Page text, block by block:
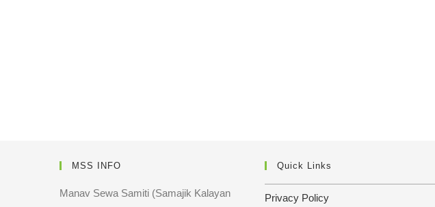
MSS INFO
Manav Sewa Samiti (Samajik Kalayan
Quick Links
Privacy Policy